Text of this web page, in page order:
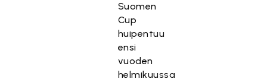
Suomen
Cup
huipentuu
ensi
vuoden
helmikuussa